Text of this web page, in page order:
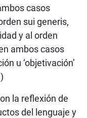
casos
sui generis,
y al orden
ambos casos
u ‘objetivación’
la reflexión de
del lenguaje y